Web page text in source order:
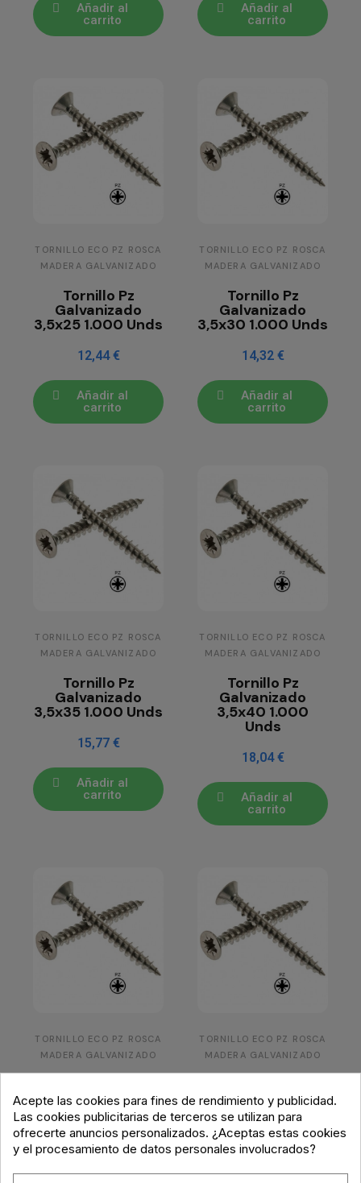
Añadir al
carrito
Añadir al
carrito
TORNILLO ECO PZ ROSCA
MADERA GALVANIZADO
Tornillo Pz
Galvanizado
3,5x25 1.000 Unds
12,44 €
Añadir al
carrito
TORNILLO ECO PZ ROSCA
MADERA GALVANIZADO
Tornillo Pz
Galvanizado
3,5x30 1.000 Unds
14,32 €
Añadir al
carrito
TORNILLO ECO PZ ROSCA
MADERA GALVANIZADO
Tornillo Pz
Galvanizado
3,5x35 1.000 Unds
15,77 €
Añadir al
carrito
TORNILLO ECO PZ ROSCA
MADERA GALVANIZADO
Tornillo Pz
Galvanizado
3,5x40 1.000
Unds
18,04 €
Añadir al
carrito
TORNILLO ECO PZ ROSCA
MADERA GALVANIZADO
Galvanizado
3,5x45 1.000 Unds
19,91 €
TORNILLO ECO PZ ROSCA
MADERA GALVANIZADO
Galvanizado
3,5x50 1.000 Unds
22,43 €
Acepte las cookies para fines de rendimiento y publicidad.
Las cookies publicitarias de terceros se utilizan para
ofrecerte anuncios personalizados. ¿Aceptas estas cookies
y el procesamiento de datos personales involucrados?